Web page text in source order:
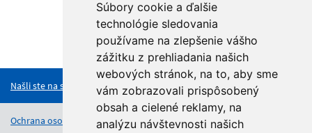
Súbory cookie a ďalšie
technológie sledovania
používame na zlepšenie vášho
zážitku z prehliadania našich
webových stránok, na to, aby sme
vám zobrazovali prispôsobený
obsah a cielené reklamy, na
analýzu návštevnosti našich
Našli ste na stránke chybu?
Ochrana osobných údajov Vyhlásenie o prístupnosti Kontakt